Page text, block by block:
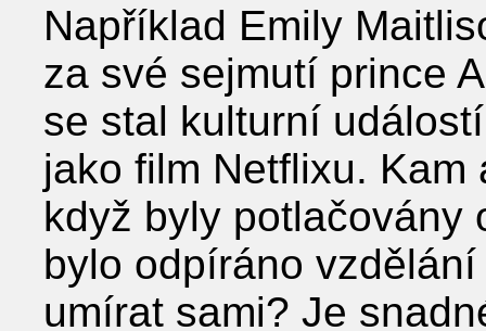
Například Emily
za své sejmutí prince
se stal kulturní
jako film Netflixu.
když byly potlačovány
bylo odpíráno
umírat sami? Je